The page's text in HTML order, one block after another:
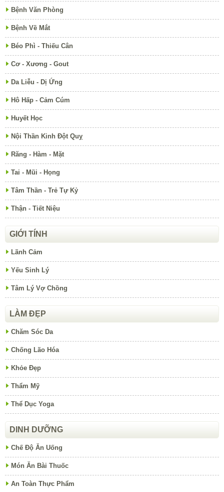
Bệnh Văn Phòng
Bệnh Về Mắt
Béo Phì - Thiếu Cân
Cơ - Xương - Gout
Da Liễu - Dị Ứng
Hô Hấp - Cảm Cúm
Huyết Học
Nội Thần Kinh Đột Quỵ
Răng - Hàm - Mặt
Tai - Mũi - Họng
Tâm Thần - Trẻ Tự Kỷ
Thận - Tiết Niệu
GIỚI TÍNH
Lãnh Cảm
Yếu Sinh Lý
Tâm Lý Vợ Chồng
LÀM ĐẸP
Chăm Sóc Da
Chống Lão Hóa
Khỏe Đẹp
Thẩm Mỹ
Thể Dục Yoga
DINH DƯỠNG
Chế Độ Ăn Uống
Món Ăn Bài Thuốc
An Toàn Thực Phẩm